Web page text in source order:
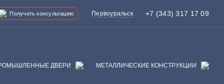
Получить консультацию Первоуральск +7 (343) 317 17 09
ДВЕРИ МЕТАЛЛИЧЕСКИЕ КОНСТРУКЦИИ